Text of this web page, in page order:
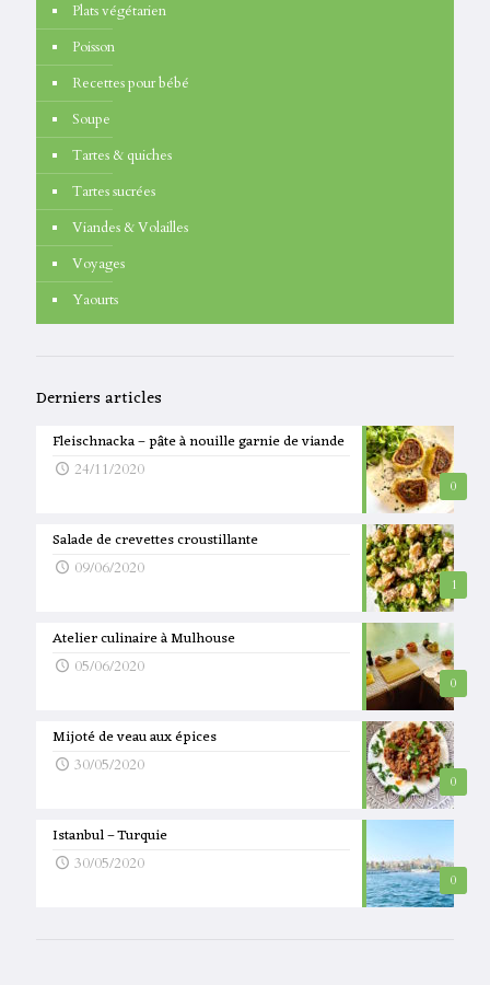
Plats végétarien
Poisson
Recettes pour bébé
Soupe
Tartes & quiches
Tartes sucrées
Viandes & Volailles
Voyages
Yaourts
Derniers articles
0
Fleischnacka – pâte à nouille garnie de viande
24/11/2020
1
Salade de crevettes croustillante
09/06/2020
0
Atelier culinaire à Mulhouse
05/06/2020
0
Mijoté de veau aux épices
30/05/2020
0
Istanbul – Turquie
30/05/2020